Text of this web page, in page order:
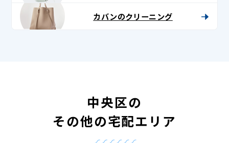
カバンのクリーニング
中央区の
その他の宅配エリア